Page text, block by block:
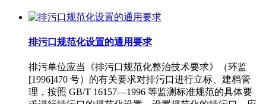
排污口规范化设置的通用要求
排污单位应当《排污口规范化整治技术要求》（环监
[1996]470 号）的有关要求对排污口进行立标、建档管
理，按照 GB/T 16157—1996 等监测标准规范的具体要